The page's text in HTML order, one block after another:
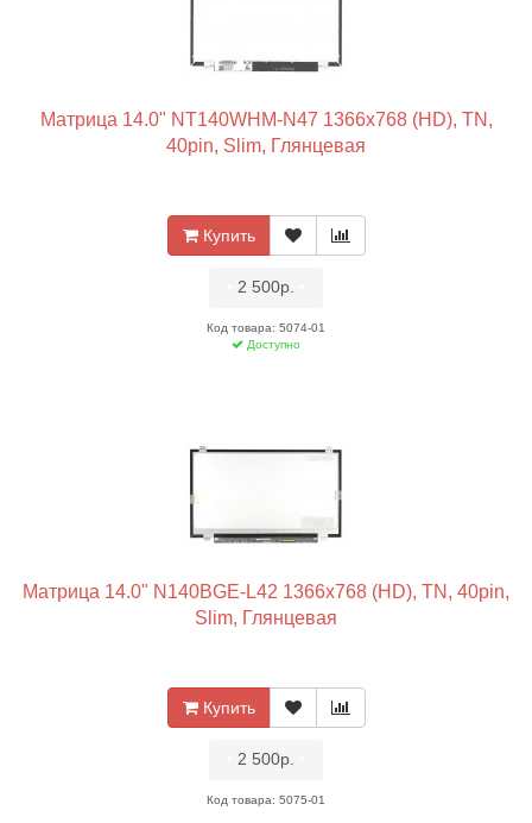
Матрица 14.0" NT140WHM-N47 1366x768 (HD), TN,
40pin, Slim, Глянцевая
Купить
2 500р.
Код товара: 5074-01
Доступно
Матрица 14.0" N140BGE-L42 1366x768 (HD), TN, 40pin,
Slim, Глянцевая
Купить
2 500р.
Код товара: 5075-01